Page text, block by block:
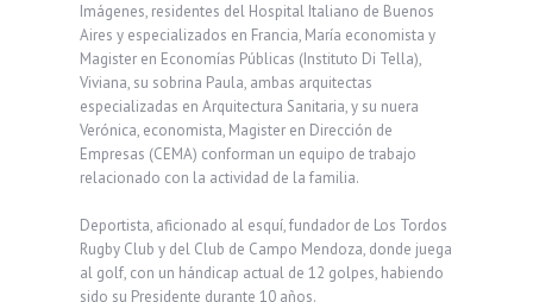
Imágenes, residentes del Hospital Italiano de Buenos
Aires y especializados en Francia, María economista y
Magister en Economías Públicas (Instituto Di Tella),
Viviana, su sobrina Paula, ambas arquitectas
especializadas en Arquitectura Sanitaria, y su nuera
Verónica, economista, Magister en Dirección de
Empresas (CEMA) conforman un equipo de trabajo
relacionado con la actividad de la familia.
Deportista, aficionado al esquí, fundador de Los Tordos
Rugby Club y del Club de Campo Mendoza, donde juega
al golf, con un hándicap actual de 12 golpes, habiendo
sido su Presidente durante 10 años.